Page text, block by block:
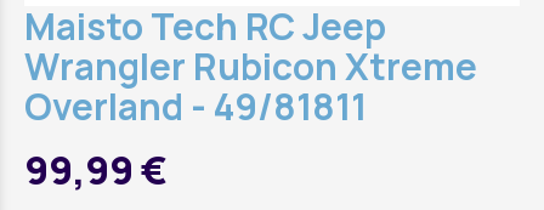
Maisto Tech RC Jeep
Wrangler Rubicon Xtreme
Overland - 49/81811
99,99 €